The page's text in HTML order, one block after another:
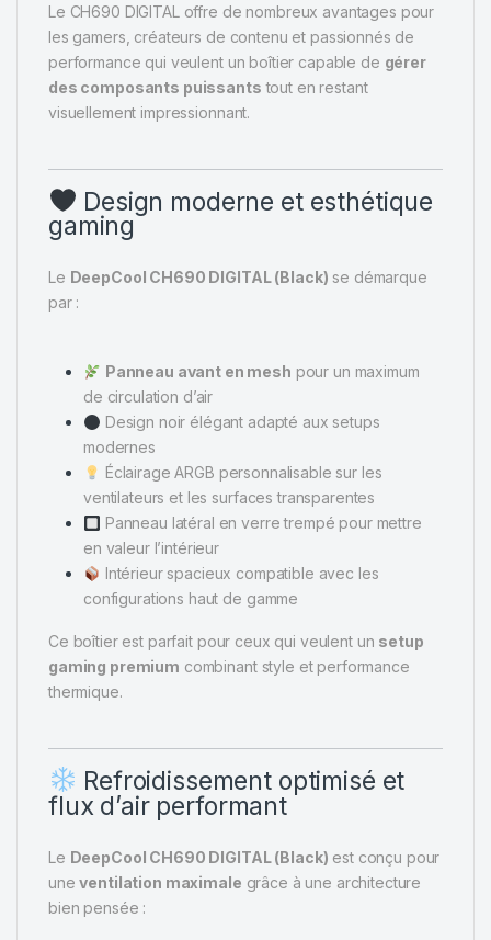
Le CH690 DIGITAL offre de nombreux avantages pour
les gamers, créateurs de contenu et passionnés de
performance qui veulent un boîtier capable de gérer
des composants puissants tout en restant
visuellement impressionnant.
Design moderne et esthétique
gaming
Le DeepCool CH690 DIGITAL (Black) se démarque
par :
Panneau avant en mesh pour un maximum
de circulation d’air
Design noir élégant adapté aux setups
modernes
Éclairage ARGB personnalisable sur les
ventilateurs et les surfaces transparentes
Panneau latéral en verre trempé pour mettre
en valeur l’intérieur
Intérieur spacieux compatible avec les
configurations haut de gamme
Ce boîtier est parfait pour ceux qui veulent un setup
gaming premium combinant style et performance
thermique.
Refroidissement optimisé et
flux d’air performant
Le DeepCool CH690 DIGITAL (Black) est conçu pour
uneventilation maximale grâce à une architecture
bien pensée :